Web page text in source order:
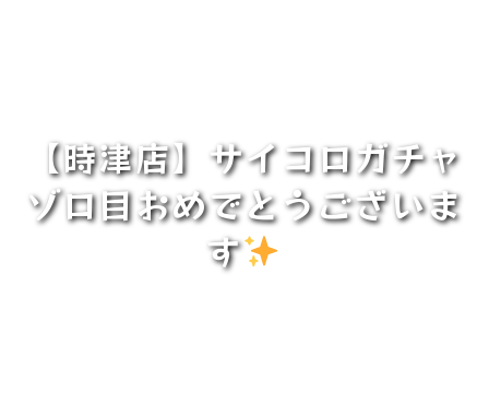
【時津店】サイコロガチャ
ゾロ目おめでとうございま
す